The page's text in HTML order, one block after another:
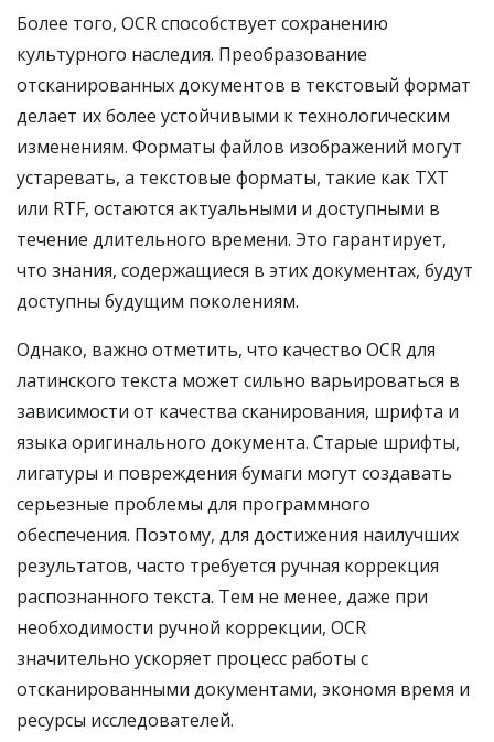
Более того, OCR способствует сохранению
культурного наследия. Преобразование
отсканированных документов в текстовый формат
делает их более устойчивыми к технологическим
изменениям. Форматы файлов изображений могут
устаревать, а текстовые форматы, такие как TXT
или RTF, остаются актуальными и доступными в
течение длительного времени. Это гарантирует,
что знания, содержащиеся в этих документах, будут
доступны будущим поколениям.
Однако, важно отметить, что качество OCR для
латинского текста может сильно варьироваться в
зависимости от качества сканирования, шрифта и
языка оригинального документа. Старые шрифты,
лигатуры и повреждения бумаги могут создавать
серьезные проблемы для программного
обеспечения. Поэтому, для достижения наилучших
результатов, часто требуется ручная коррекция
распознанного текста. Тем не менее, даже при
необходимости ручной коррекции, OCR
значительно ускоряет процесс работы с
отсканированными документами, экономя время и
ресурсы исследователей.